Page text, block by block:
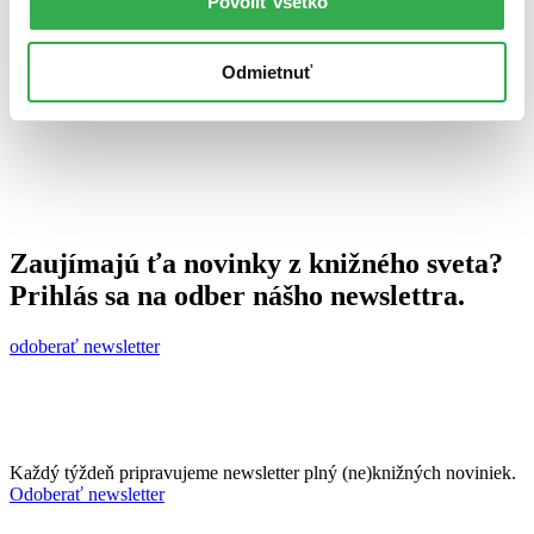
Odmietnuť
Zaujímajú ťa novinky z knižného sveta?
Prihlás sa na odber nášho newslettra.
odoberať newsletter
Každý týždeň pripravujeme newsletter plný (ne)knižných noviniek.
Odoberať newsletter